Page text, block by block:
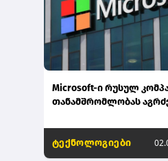
Microsoft-ი რუსულ
თანამშრომლობას
ტექნოლოგიები